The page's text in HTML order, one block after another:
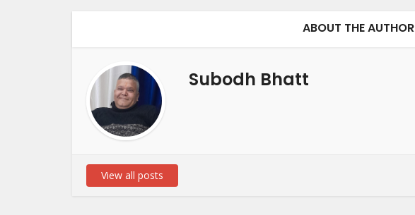
ABOUT THE AUTHOR
Subodh Bhatt
View all posts